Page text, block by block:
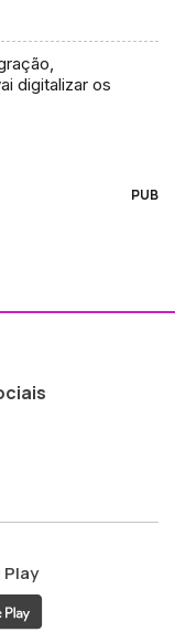
digitalizar os
PUB
ao
Play